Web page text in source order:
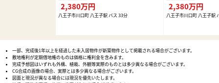
2,380万円
八王子市川口町 八王子駅 バス 33分
2,380万円
八王子市川口町 八王子駅
一部、完成後1年以上を経過した未入居物件が新築物件として掲載される場合がございます。
敷地権利が定期借地権のものは価格に権利金を含みます。
完成予想図はいずれも外構、植栽、外観等実際のものとは多少異なる場合がございます。
CG合成の画像の場合、実際とは多少異なる場合がございます。
図面と現況が異なる場合には現況を優先いたします。